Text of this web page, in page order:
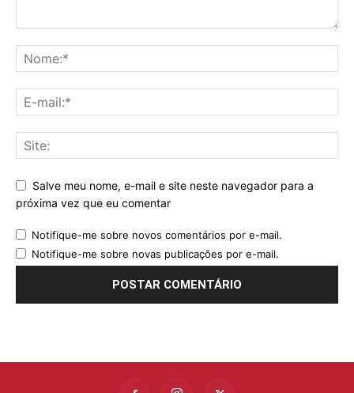
Salve meu nome, e-mail e site neste navegador para a
próxima vez que eu comentar
Notifique-me sobre novos comentários por e-mail.
Notifique-me sobre novas publicações por e-mail.